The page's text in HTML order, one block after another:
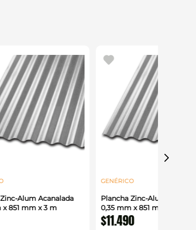
diseñada para cortes limpios y precisos en
Alum Acanalada
x 851 mm x 3 m
GENÉRICO
Plancha Zinc-Alum
0,35 mm x 851 mm x 3,66
$11.490